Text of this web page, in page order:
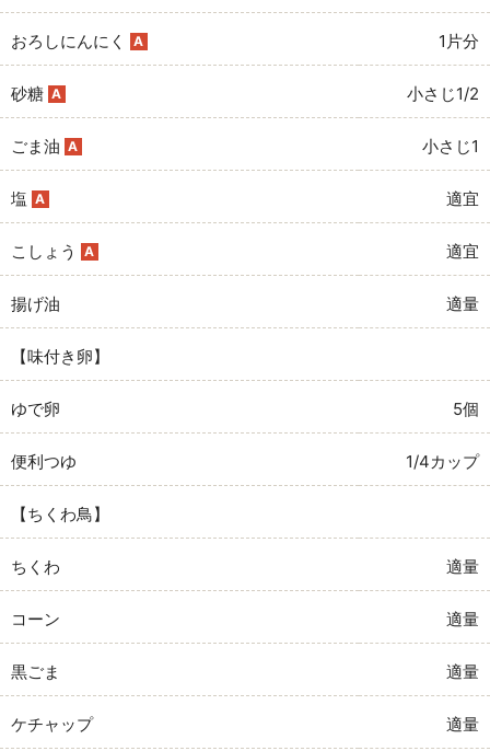
おろしにんにく A 1片分
砂糖 A 小さじ1/2
ごま油 A 小さじ1
塩 A 適宜
こしょう A 適宜
揚げ油 適量
【味付き卵】
ゆで卵 5個
便利つゆ 1/4カップ
【ちくわ鳥】
ちくわ 適量
コーン 適量
黒ごま 適量
ケチャップ 適量